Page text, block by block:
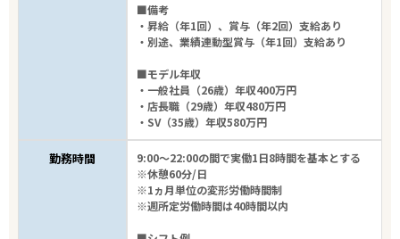
■備考
・昇給（年1回）、賞与（年2回）支給あり
・別途、業績連動型賞与（年1回）支給あり
■モデル年収
・一般社員（26歳）年収400万円
・店長職（29歳）年収480万円
・SV（35歳）年収580万円
勤務時間
9:00～22:00の間で実働1日8時間を基本とする
※休憩60分/日
※1ヵ月単位の変形労働時間制
※週所定労働時間は40時間以内